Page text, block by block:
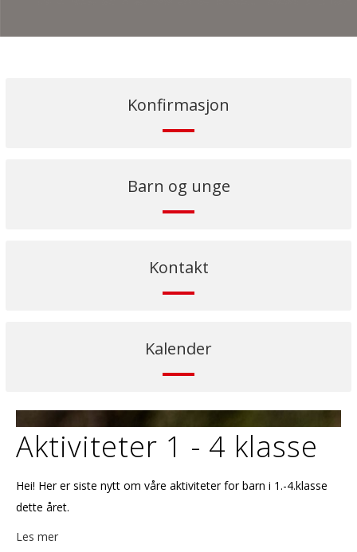
Konfirmasjon
Barn og unge
Kontakt
Kalender
Aktiviteter 1 - 4 klasse
Hei! Her er siste nytt om våre aktiviteter for barn i 1.-4.klasse
dette året.
Les mer